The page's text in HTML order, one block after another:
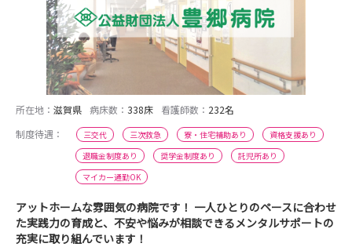
所在地： 滋賀県 病床数： 338床 看護師数： 232名
制度待遇：
三交代 三次救急 寮・住宅補助あり
資格支援あり
退職金制度あり
奨学金制度あり
託児所あり
マイカー通勤OK
アットホームな雰囲気の病院です！ 一人ひとりのペースに合わせ
た実践力の育成と、不安や悩みが相談できるメンタルサポートの
充実に取り組んでいます！